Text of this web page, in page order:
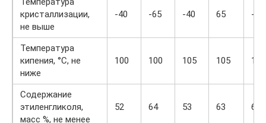
кристаллизации,
не выше
-40 -65 -40 65 -40
Температура
кипения, °С, не
ниже
100 100 105 105 105
Содержание
этиленгликоля,
масс %, не менее
52 64 53 63 60